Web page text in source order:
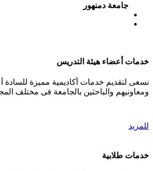
جامعة دمنهور
خدمات أعضاء هيئة التدريس
نسعى لتقديم خدمات أكاديمية مميزة للسادة
ومعاونيهم والباحثين بالجامعة فى مختلف
للمزيد
خدمات طلابية